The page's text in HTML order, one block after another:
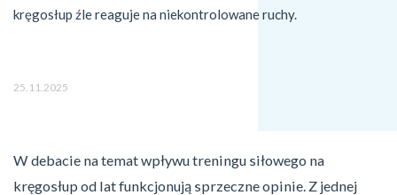
kręgosłup źle reaguje na niekontrolowane ruchy.
25.11.2025
W debacie na temat wpływu treningu siłowego na
kręgosłup od lat funkcjonują sprzeczne opinie. Z jednej